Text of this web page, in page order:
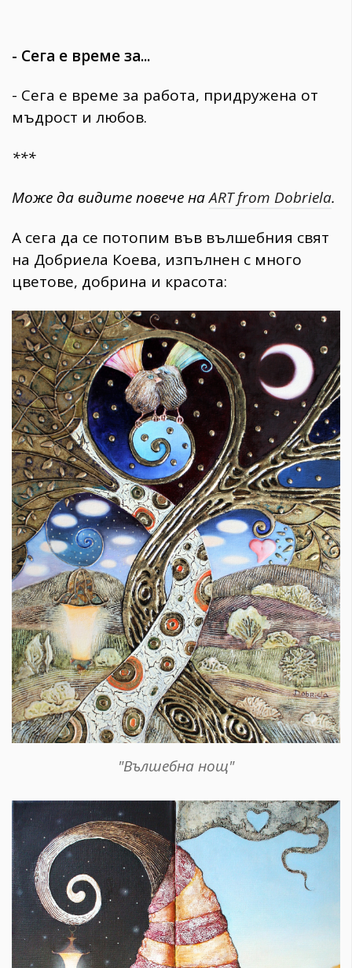
- Сега е време за...
- Сега е време за работа, придружена от
мъдрост и любов.
***
Може да видите повече наART from Dobriela.
А сега да се потопим във вълшебния свят
на Добриела Коева, изпълнен с много
цветове, добрина и красота:
"Вълшебна нощ"